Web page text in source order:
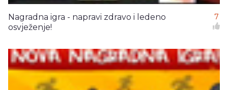
Nagradna igra - napravi zdravo i ledeno
osvježenje!
7